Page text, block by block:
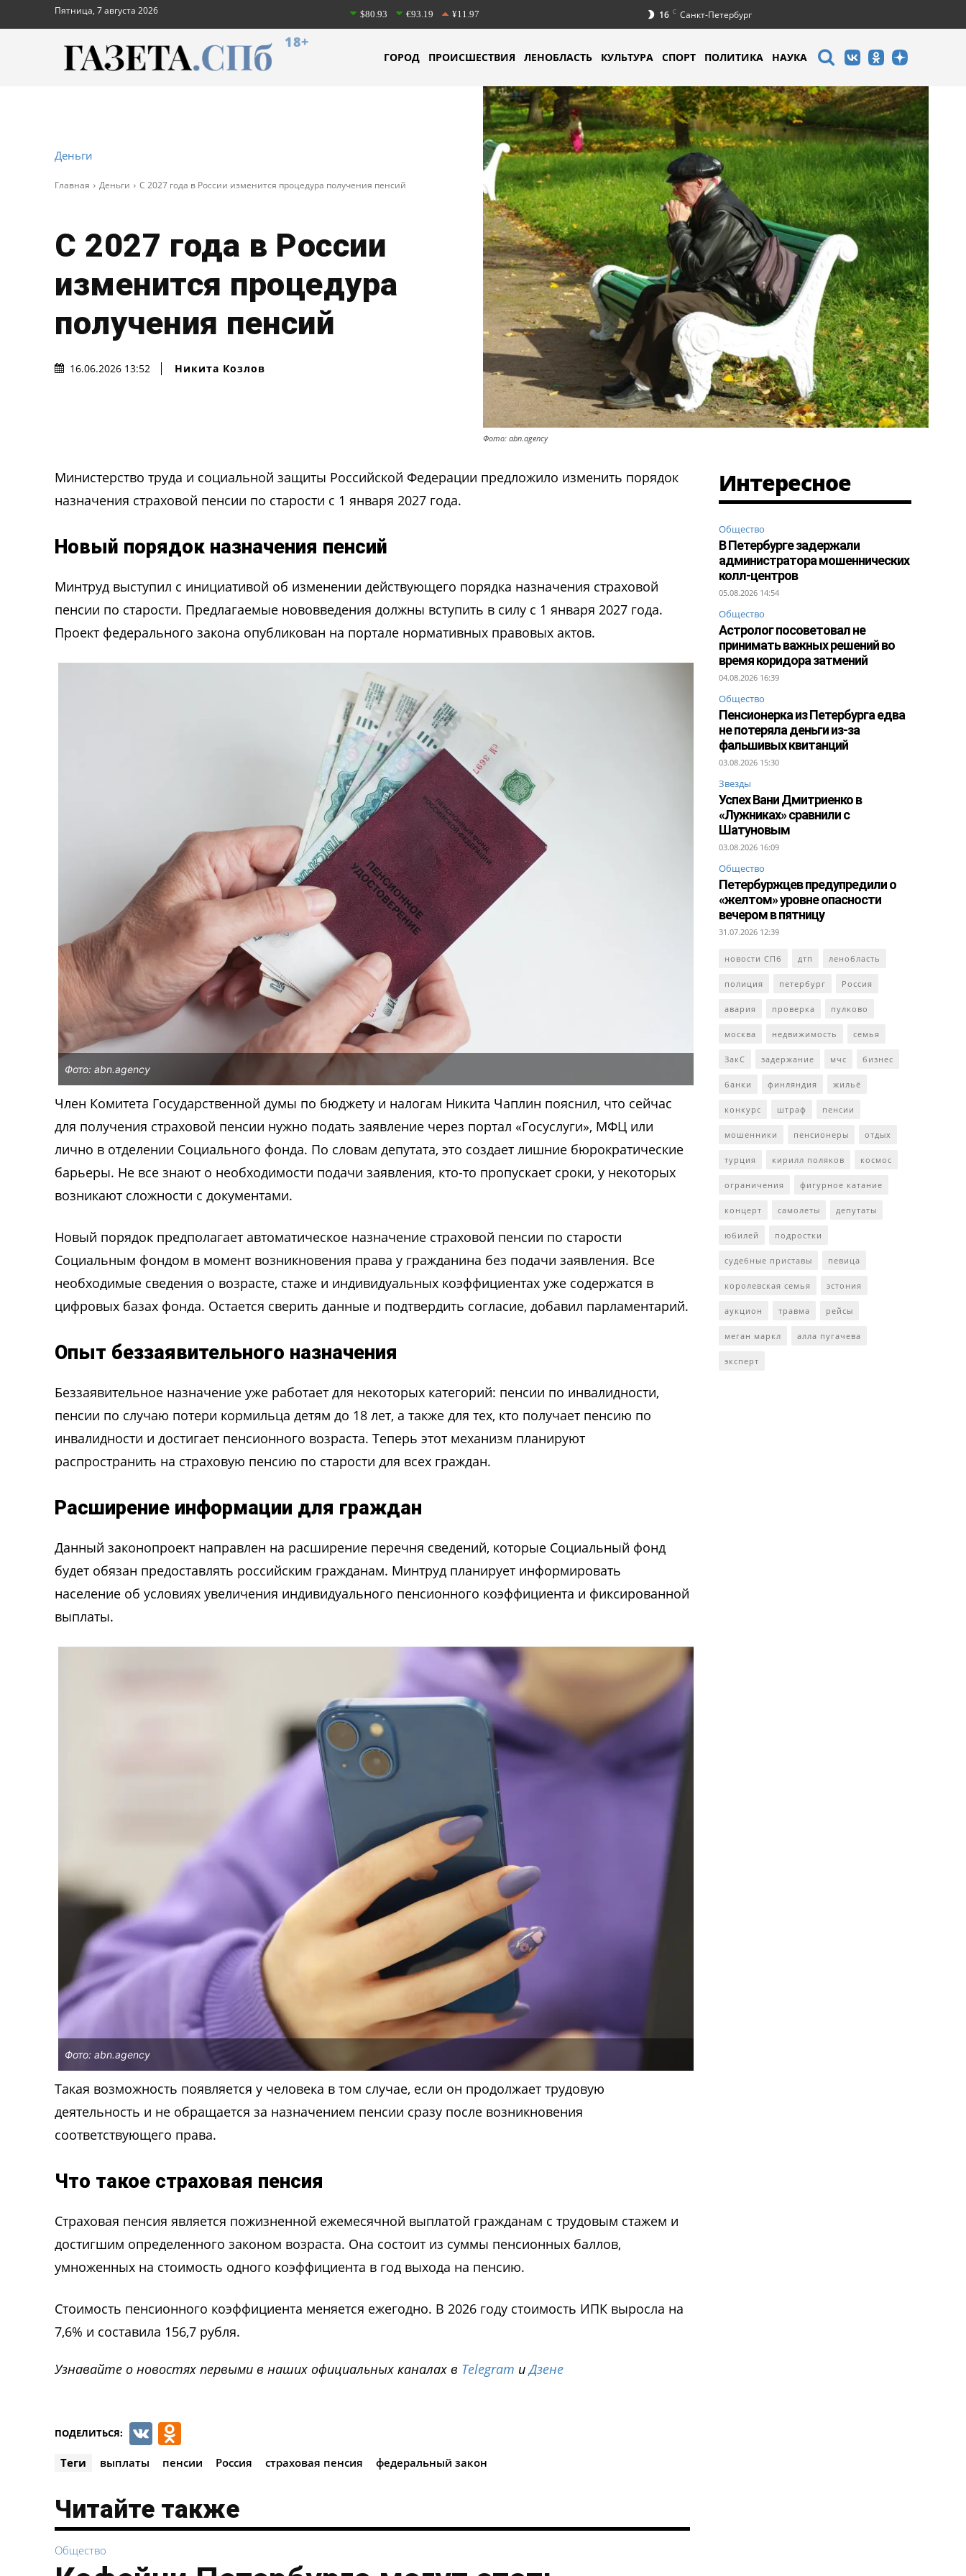
Пятница, 7 августа 2026 $80.93 €93.19 ¥11.97 16 C Санкт-Петербург
18+
ГОРОД ПРОИСШЕСТВИЯ ЛЕНОБЛАСТЬ КУЛЬТУРА СПОРТ ПОЛИТИКА НАУКА
Деньги
Главная Деньги С 2027 года в России изменится процедура получения пенсий
С 2027 года в России
изменится процедура
получения пенсий
16.06.2026 13:52 Никита Козлов
Фото: abn.agency
Министерство труда и социальной защиты Российской Федерации предложило изменить порядок
назначения страховой пенсии по старости с 1 января 2027 года.
Новый порядок назначения пенсий
Минтруд выступил с инициативой об изменении действующего порядка назначения страховой
пенсии по старости. Предлагаемые нововведения должны вступить в силу с 1 января 2027 года.
Проект федерального закона опубликован на портале нормативных правовых актов.
Фото: abn.agency
Член Комитета Государственной думы по бюджету и налогам Никита Чаплин пояснил, что сейчас
для получения страховой пенсии нужно подать заявление через портал «Госуслуги», МФЦ или
лично в отделении Социального фонда. По словам депутата, это создает лишние бюрократические
барьеры. Не все знают о необходимости подачи заявления, кто-то пропускает сроки, у некоторых
возникают сложности с документами.
Новый порядок предполагает автоматическое назначение страховой пенсии по старости
Социальным фондом в момент возникновения права у гражданина без подачи заявления. Все
необходимые сведения о возрасте, стаже и индивидуальных коэффициентах уже содержатся в
цифровых базах фонда. Остается сверить данные и подтвердить согласие, добавил парламентарий.
Опыт беззаявительного назначения
Беззаявительное назначение уже работает для некоторых категорий: пенсии по инвалидности,
пенсии по случаю потери кормильца детям до 18 лет, а также для тех, кто получает пенсию по
инвалидности и достигает пенсионного возраста. Теперь этот механизм планируют
распространить на страховую пенсию по старости для всех граждан.
Расширение информации для граждан
Данный законопроект направлен на расширение перечня сведений, которые Социальный фонд
будет обязан предоставлять российским гражданам. Минтруд планирует информировать
население об условиях увеличения индивидуального пенсионного коэффициента и фиксированной
выплаты.
Фото: abn.agency
Такая возможность появляется у человека в том случае, если он продолжает трудовую
деятельность и не обращается за назначением пенсии сразу после возникновения
соответствующего права.
Что такое страховая пенсия
Страховая пенсия является пожизненной ежемесячной выплатой гражданам с трудовым стажем и
достигшим определенного законом возраста. Она состоит из суммы пенсионных баллов,
умноженных на стоимость одного коэффициента в год выхода на пенсию.
Стоимость пенсионного коэффициента меняется ежегодно. В 2026 году стоимость ИПК выросла на
7,6% и составила 156,7 рубля.
Узнавайте о новостях первыми в наших официальных каналах в Telegram иДзене
ПОДЕЛИТЬСЯ: VK
Теги выплаты пенсии Россия страховая пенсия федеральный закон
Читайте также
Общество
Интересное
Общество
В Петербурге задержали
администратора мошеннических
колл-центров
05.08.2026 14:54
Общество
Астролог посоветовал не
принимать важных решений во
время коридора затмений
04.08.2026 16:39
Общество
Пенсионерка из Петербурга едва
не потеряла деньги из-за
фальшивых квитанций
03.08.2026 15:30
Звезды
Успех Вани Дмитриенко в
«Лужниках» сравнили с
Шатуновым
03.08.2026 16:09
Общество
Петербуржцев предупредили о
«желтом» уровне опасности
вечером в пятницу
31.07.2026 12:39
новости СПб дтп ленобласть
полиция петербург Россия
авария проверка пулково
москва недвижимость семья
ЗакС задержание мчс бизнес
банки финляндия жильё
конкурс штраф пенсии
мошенники пенсионеры отдых
турция кирилл поляков космос
ограничения фигурное катание
концерт самолеты депутаты
юбилей подростки
судебные приставы певица
королевская семья эстония
аукцион травма рейсы
меган маркл алла пугачева
эксперт